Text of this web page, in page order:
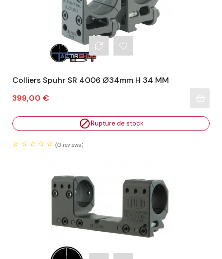
Colliers Spuhr SR 4006 Ø34mm H 34 MM
Prix
399,00 €
Rupture de stock
(0 reviews)